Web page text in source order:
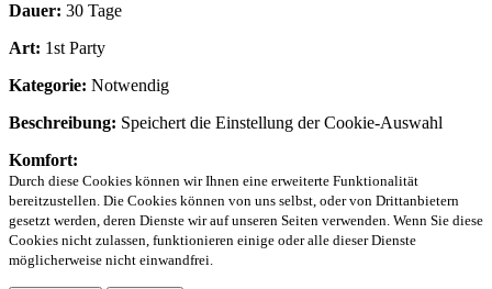
Dauer: 30 Tage
Art: 1st Party
Kategorie: Notwendig
Beschreibung: Speichert die Einstellung der Cookie-Auswahl
Komfort:
Durch diese Cookies können wir Ihnen eine erweiterte Funktionalität
bereitzustellen. Die Cookies können von uns selbst, oder von Drittanbietern
gesetzt werden, deren Dienste wir auf unseren Seiten verwenden. Wenn Sie diese
Cookies nicht zulassen, funktionieren einige oder alle dieser Dienste
möglicherweise nicht einwandfrei.